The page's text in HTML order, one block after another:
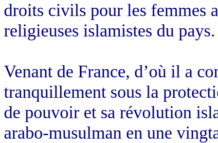
droits civils pour les femmes
religieuses islamistes du pays.
Venant de France, d’où il a
tranquillement sous la
de pouvoir et sa révolution
arabo-musulman en une